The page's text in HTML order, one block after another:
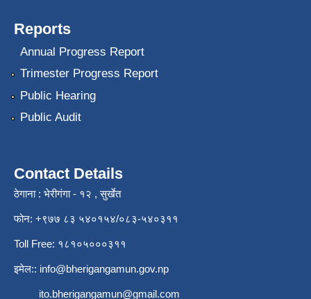
Reports
Annual Progress Report
Trimester Progress Report
Public Hearing
Public Audit
Contact Details
ठेगाना : भेरीगंगा - १२ , सुर्खेत
फोन: +९७७ ८३ ५४०१५४/०८३-५४०३११
Toll Free: १८१०५०००३११
इमेल:: info@bherigangamun.gov.np
ito.bherigangamun@gmail.com